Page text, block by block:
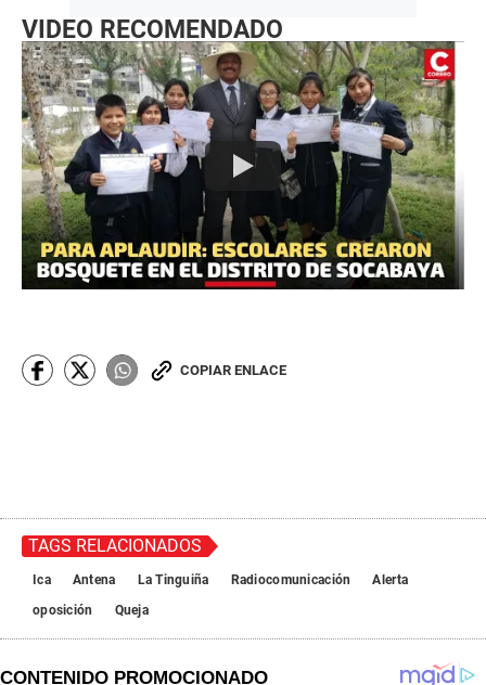
VIDEO RECOMENDADO
COPIAR ENLACE
TAGS RELACIONADOS
Ica Antena La Tinguiña Radiocomunicación
Alerta
oposición
Queja